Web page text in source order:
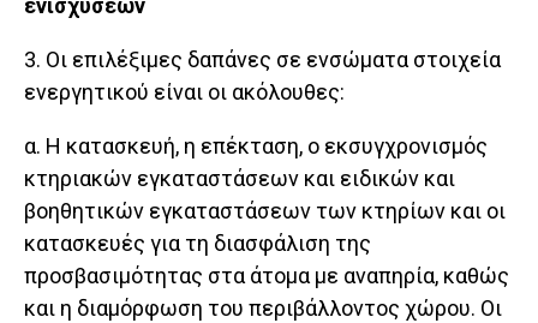
ενισχύσεων
3. Οι επιλέξιμες δαπάνες σε ενσώματα στοιχεία
ενεργητικού είναι οι ακόλουθες:
α. Η κατασκευή, η επέκταση, ο εκσυγχρονισμός
κτηριακών εγκαταστάσεων και ειδικών και
βοηθητικών εγκαταστάσεων των κτηρίων και οι
κατασκευές για τη διασφάλιση της
προσβασιμότητας στα άτομα με αναπηρία, καθώς
και η διαμόρφωση του περιβάλλοντος χώρου. Οι